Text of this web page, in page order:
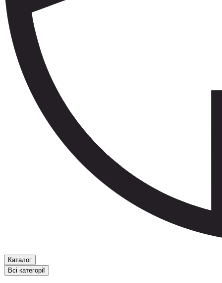
Каталог
Всі категорії